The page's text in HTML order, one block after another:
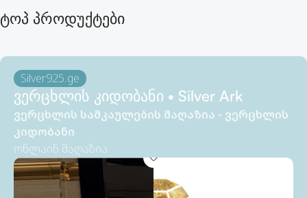
ტოპ პროდუქტები
Silver925.ge
ვერცხლის კიდობანი • Silver Ark
ვერცხლის სამკაულების მაღაზია - ვერცხლის
კიდობანი
ონლაინ მაღაზია